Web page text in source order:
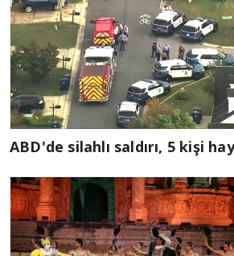
ABD'de silahlı saldırı, 5 kişi